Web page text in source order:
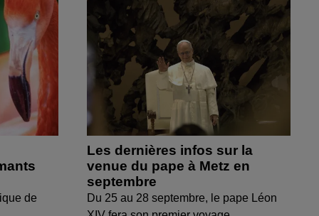
de
Les dernières infos sur la
venue du pape à Metz en
septembre
Du 25 au 28 septembre, le pape Léon